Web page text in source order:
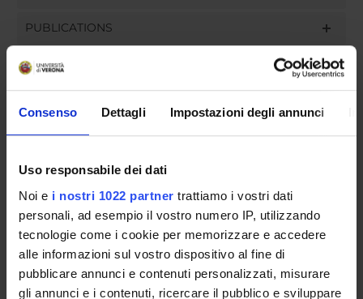
Consenso Dettagli Impostazioni degli annunci
Uso responsabile dei dati
Noi e i nostri 1022 partner trattiamo i vostri dati
personali, ad esempio il vostro numero IP, utilizzando
tecnologie come i cookie per memorizzare e accedere
alle informazioni sul vostro dispositivo al fine di
pubblicare annunci e contenuti personalizzati, misurare
gli annunci e i contenuti, ricercare il pubblico e sviluppare
PUBLICATIONS
ASSIGNMENTS
COMMITTEES
DEPARTMENT ADMINISTRATION OFFICES
STUDENT ADMINISTRATION OFFICES